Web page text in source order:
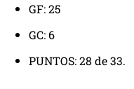
GF: 25
GC: 6
PUNTOS: 28 de 33.